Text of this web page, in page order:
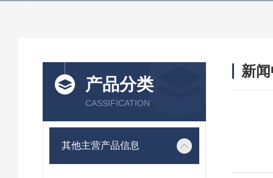
产品分类
CASSIFICATION
其他主营产品信息
新